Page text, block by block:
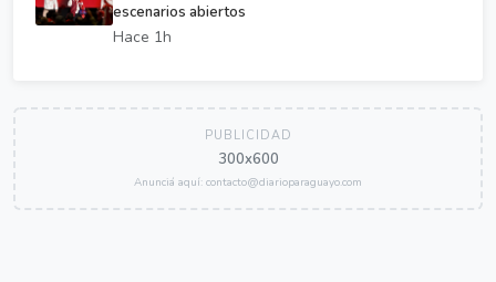
escenarios abiertos
Hace 1h
PUBLICIDAD
300x600
Anunciá aquí: contacto@diarioparaguayo.com